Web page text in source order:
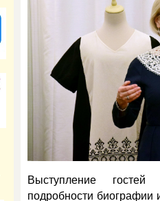
Выступление гостей
подробности биографии